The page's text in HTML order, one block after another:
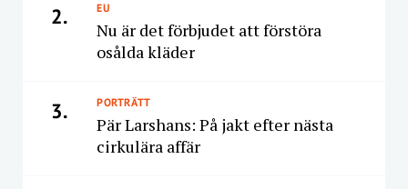
2. EU
Nu är det förbjudet att förstöra
osålda kläder
3. PORTRÄTT
Pär Larshans: På jakt efter nästa
cirkulära affär